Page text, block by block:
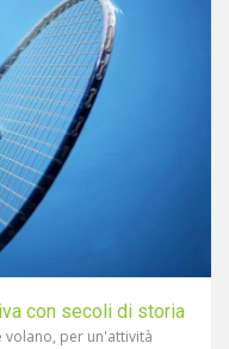
con secoli di storia
volano, per un'attività